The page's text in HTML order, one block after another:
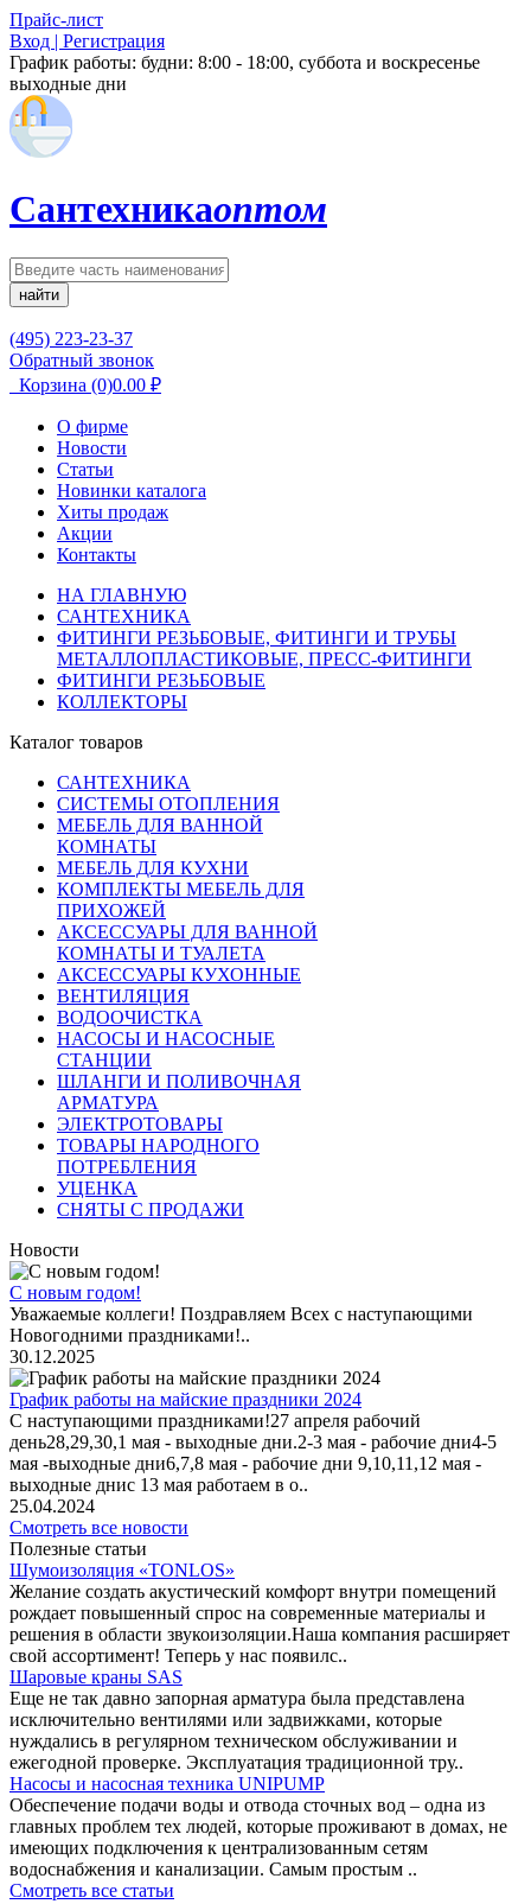
Прайс-лист
Вход | Регистрация
График работы: будни: 8:00 - 18:00, суббота и воскресенье
выходные дни
Сантехникаоптом
найти
(495) 223-23-37
Обратный звонок
Корзина (0)0.00 ₽
О фирме
Новости
Статьи
Новинки каталога
Хиты продаж
Акции
Контакты
НА ГЛАВНУЮ
САНТЕХНИКА
ФИТИНГИ РЕЗЬБОВЫЕ, ФИТИНГИ И ТРУБЫ
МЕТАЛЛОПЛАСТИКОВЫЕ, ПРЕСС-ФИТИНГИ
ФИТИНГИ РЕЗЬБОВЫЕ
КОЛЛЕКТОРЫ
Каталог товаров
САНТЕХНИКА
СИСТЕМЫ ОТОПЛЕНИЯ
МЕБЕЛЬ ДЛЯ ВАННОЙ
КОМНАТЫ
МЕБЕЛЬ ДЛЯ КУХНИ
КОМПЛЕКТЫ МЕБЕЛЬ ДЛЯ
ПРИХОЖЕЙ
АКСЕССУАРЫ ДЛЯ ВАННОЙ
КОМНАТЫ И ТУАЛЕТА
АКСЕССУАРЫ КУХОННЫЕ
ВЕНТИЛЯЦИЯ
ВОДООЧИСТКА
НАСОСЫ И НАСОСНЫЕ
СТАНЦИИ
ШЛАНГИ И ПОЛИВОЧНАЯ
АРМАТУРА
ЭЛЕКТРОТОВАРЫ
ТОВАРЫ НАРОДНОГО
ПОТРЕБЛЕНИЯ
УЦЕНКА
СНЯТЫ С ПРОДАЖИ
Новости
С новым годом!
Уважаемые коллеги! Поздравляем Всех с наступающими
Новогодними праздниками!..
30.12.2025
График работы на майские праздники 2024
С наступающими праздниками!27 апреля рабочий
день28,29,30,1 мая - выходные дни.2-3 мая - рабочие дни4-5
мая -выходные дни6,7,8 мая - рабочие дни 9,10,11,12 мая -
выходные днис 13 мая работаем в о..
25.04.2024
Смотреть все новости
Полезные статьи
Шумоизоляция «TONLOS»
Желание создать акустический комфорт внутри помещений
рождает повышенный спрос на современные материалы и
решения в области звукоизоляции.Наша компания расширяет
свой ассортимент! Теперь у нас появилс..
Шаровые краны SAS
Еще не так давно запорная арматура была представлена
исключительно вентилями или задвижками, которые
нуждались в регулярном техническом обслуживании и
ежегодной проверке. Эксплуатация традиционной тру..
Насосы и насосная техника UNIPUMP
Обеспечение подачи воды и отвода сточных вод – одна из
главных проблем тех людей, которые проживают в домах, не
имеющих подключения к централизованным сетям
водоснабжения и канализации. Самым простым ..
Смотреть все статьи